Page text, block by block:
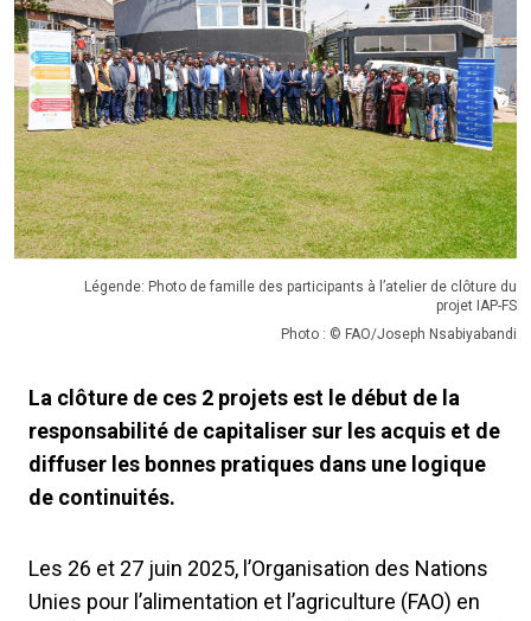
Légende: Photo de famille des participants à l’atelier de clôture du
projet IAP-FS
Photo : © FAO/Joseph Nsabiyabandi
La clôture de ces 2 projets est le début de la
responsabilité de capitaliser sur les acquis et de
diffuser les bonnes pratiques dans une logique
de continuités.
Les 26 et 27 juin 2025, l’Organisation des Nations
Unies pour l’alimentation et l’agriculture (FAO) en